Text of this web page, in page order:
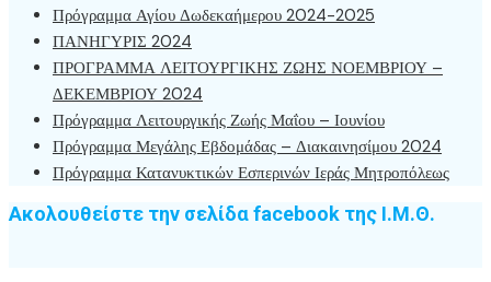
Πρόγραμμα Αγίου Δωδεκαήμερου 2024-2025
ΠΑΝΗΓΥΡΙΣ 2024
ΠΡΟΓΡΑΜΜΑ ΛΕΙΤΟΥΡΓΙΚΗΣ ΖΩΗΣ ΝΟΕΜΒΡΙΟΥ –
ΔΕΚΕΜΒΡΙΟΥ 2024
Πρόγραμμα Λειτουργικής Ζωής Μαΐου – Ιουνίου
Πρόγραμμα Μεγάλης Εβδομάδας – Διακαινησίμου 2024
Πρόγραμμα Κατανυκτικών Εσπερινών Ιεράς Μητροπόλεως
Ακολουθείστε την σελίδα facebook της Ι.Μ.Θ.